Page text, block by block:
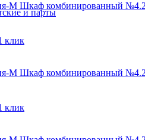
и парты
М Шкаф комбинированный
клик
М Шкаф комбинированный
клик